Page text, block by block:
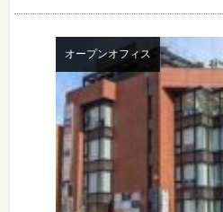
オープンオフィス